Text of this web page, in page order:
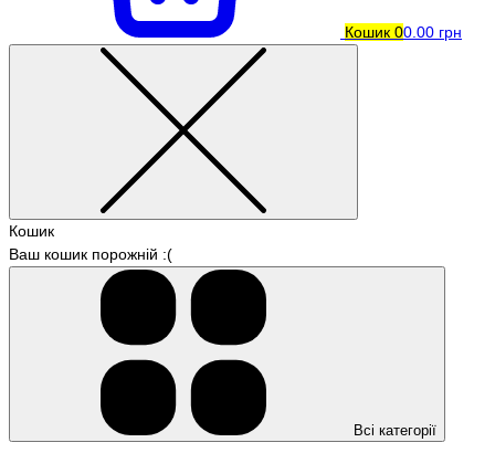
Кошик 00.00 грн
Кошик
Ваш кошик порожній :(
Всі категорії